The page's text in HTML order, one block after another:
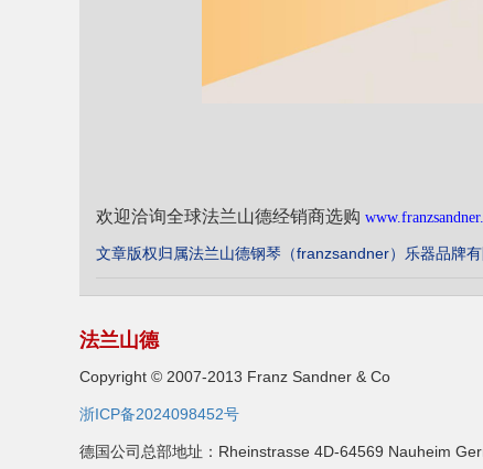
欢迎洽询全球法兰山德经销商选购
文章版权归属法兰山德钢琴（franzsandner）乐器品牌有
法兰山德
Copyright © 2007-2013 Franz Sandner & Co
浙ICP备2024098452号
德国公司总部地址：Rheinstrasse 4D-64569 Nauheim